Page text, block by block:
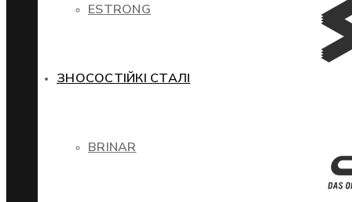
ESTRONG
ЗНОСОСТІЙКІ СТАЛІ
BRINAR